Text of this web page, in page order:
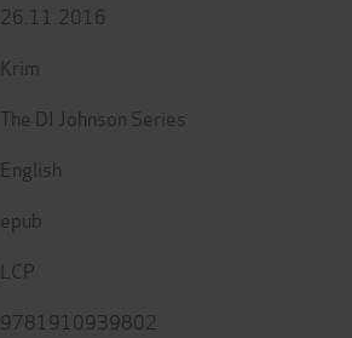
26.11.2016
Krim
The DI Johnson Series
English
epub
LCP
9781910939802